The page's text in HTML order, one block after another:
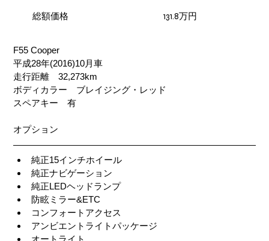
F55 Cooper
平成28年(2016)10月車
走行距離　32,273km
ボディカラー　ブレイジング・レッド
スペアキー　有
オプション
純正15インチホイール
純正ナビゲーション
純正LEDヘッドランプ
防眩ミラー&ETC
コンフォートアクセス
アンビエントライトパッケージ
131.8万円
​総額価格